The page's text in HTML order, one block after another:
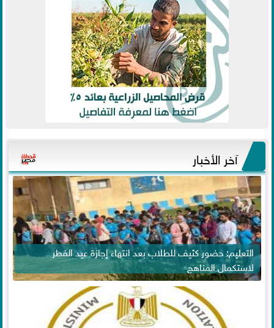
آخر الأخبار
التعليم: حضور كثيف للطلاب بعد انتهاء إجازة عيد الفطر
لاستكمال المناهج